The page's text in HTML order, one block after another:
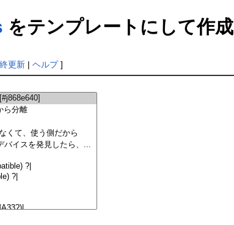
をテンプレートにして作成
更新| ヘルプ]